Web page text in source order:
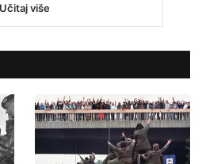
Učitaj više